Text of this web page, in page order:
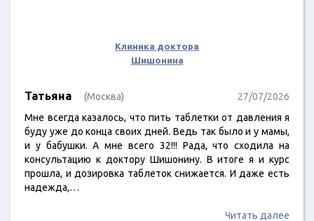
Клиника доктора
Шишонина
Татьяна (Москва)
27/07/2026
Мне всегда казалось, что пить таблетки от давления я
буду уже до конца своих дней. Ведь так было и у мамы,
и у бабушки. А мне всего 32!!! Рада, что сходила на
консультацию к доктору Шишонину. В итоге я и курс
прошла, и дозировка таблеток снижается. И даже есть
надежда,…
Читать далее